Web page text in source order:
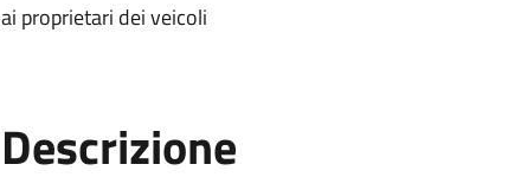
ai proprietari dei veicoli
Descrizione